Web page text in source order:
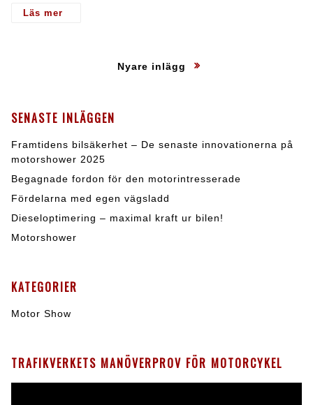
Inläggsnavigering
Nyare inlägg
SENASTE INLÄGGEN
Framtidens bilsäkerhet – De senaste innovationerna på
motorshower 2025
Begagnade fordon för den motorintresserade
Fördelarna med egen vägsladd
Dieseloptimering – maximal kraft ur bilen!
Motorshower
KATEGORIER
Motor Show
TRAFIKVERKETS MANÖVERPROV FÖR MOTORCYKEL